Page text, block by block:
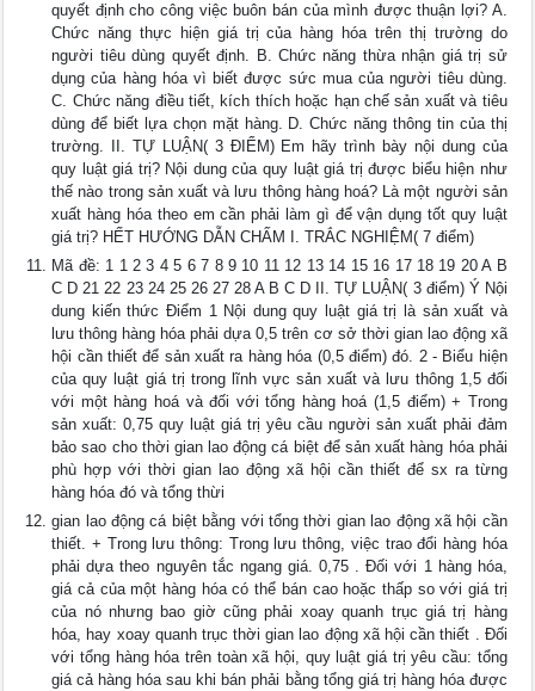
quyết định cho công việc buôn bán của mình được thuận lợi? A.
Chức năng thực hiện giá trị của hàng hóa trên thị trường do
người tiêu dùng quyết định. B. Chức năng thừa nhận giá trị sử
dụng của hàng hóa vì biết được sức mua của người tiêu dùng.
C. Chức năng điều tiết, kích thích hoặc hạn chế sản xuất và tiêu
dùng để biết lựa chọn mặt hàng. D. Chức năng thông tin của thị
trường. II. TỰ LUẬN( 3 ĐIỂM) Em hãy trình bày nội dung của
quy luật giá trị? Nội dung của quy luật giá trị được biểu hiện như
thế nào trong sản xuất và lưu thông hàng hoá? Là một người sản
xuất hàng hóa theo em cần phải làm gì để vận dụng tốt quy luật
giá trị? HẾT HƯỚNG DẪN CHẤM I. TRẮC NGHIỆM( 7 điểm)
Mã đề: 1 1 2 3 4 5 6 7 8 9 10 11 12 13 14 15 16 17 18 19 20 A B
C D 21 22 23 24 25 26 27 28 A B C D II. TỰ LUẬN( 3 điểm) Ý Nội
dung kiến thức Điểm 1 Nội dung quy luật giá trị là sản xuất và
lưu thông hàng hóa phải dựa 0,5 trên cơ sở thời gian lao động xã
hội cần thiết để sản xuất ra hàng hóa (0,5 điểm) đó. 2 - Biểu hiện
của quy luật giá trị trong lĩnh vực sản xuất và lưu thông 1,5 đối
với một hàng hoá và đối với tổng hàng hoá (1,5 điểm) + Trong
sản xuất: 0,75 quy luật giá trị yêu cầu người sản xuất phải đảm
bảo sao cho thời gian lao động cá biệt để sản xuất hàng hóa phải
phù hợp với thời gian lao động xã hội cần thiết để sx ra từng
hàng hóa đó và tổng thừi
gian lao động cá biệt bằng với tổng thời gian lao động xã hội cần
thiết. + Trong lưu thông: Trong lưu thông, việc trao đổi hàng hóa
phải dựa theo nguyên tắc ngang giá. 0,75 . Đối với 1 hàng hóa,
giá cả của một hàng hóa có thể bán cao hoặc thấp so với giá trị
của nó nhưng bao giờ cũng phải xoay quanh trục giá trị hàng
hóa, hay xoay quanh trục thời gian lao động xã hội cần thiết . Đối
với tổng hàng hóa trên toàn xã hội, quy luật giá trị yêu cầu: tổng
giá cả hàng hóa sau khi bán phải bằng tổng giá trị hàng hóa được